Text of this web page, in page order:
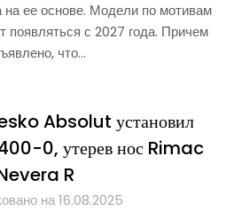
на ее основе. Модели по мотивам
появляться с 2027 года. Причем
что…
Absolut установил
0, утерев нос Rimac
R
на 16.08.2025